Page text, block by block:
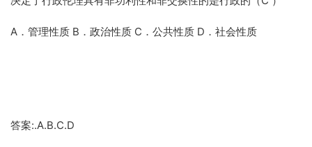
A．管理性质 B．政治性质 C．公共性质 D．社会性质
答案:.A.B.C.D